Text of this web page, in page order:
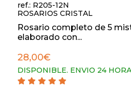
ref.: R205-12N
ROSARIOS CRISTAL
Rosario completo de 5
elaborado con...
28,00€
DISPONIBLE. ENVIO 24